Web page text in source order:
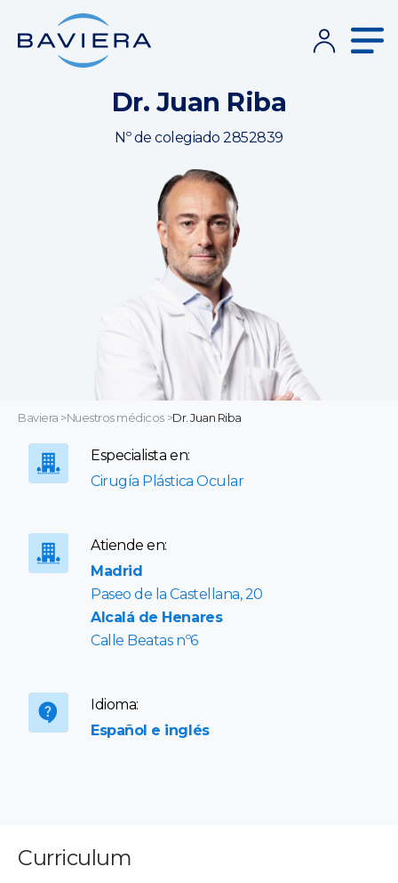
Dr. Juan Riba
Nº de colegiado 2852839
Baviera >Nuestros médicos >Dr. Juan Riba
Especialista en:
Cirugía Plástica Ocular
Atiende en:
Madrid
Paseo de la Castellana, 20
Alcalá de Henares
Calle Beatas nº6
Idioma:
Español e inglés
Curriculum